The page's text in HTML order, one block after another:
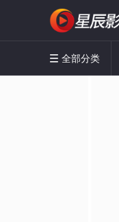
 全部分类